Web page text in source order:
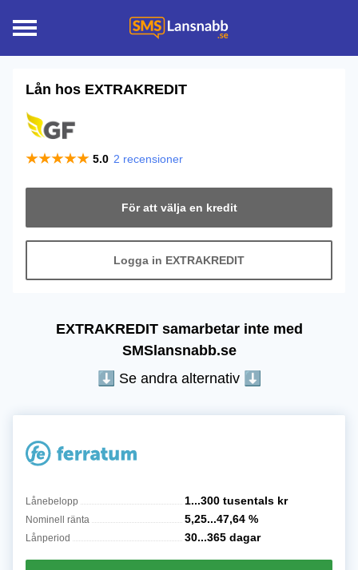
Lån hos EXTRAKREDIT
5.0 2 recensioner
För att välja en kredit
Logga in EXTRAKREDIT
EXTRAKREDIT samarbetar inte med
SMSlansnabb.se
⬇︎ Se andra alternativ ⬇
Lånebelopp 1...300 tusentals kr
Nominell ränta 5,25...47,64 %
Lånperiod 30...365 dagar